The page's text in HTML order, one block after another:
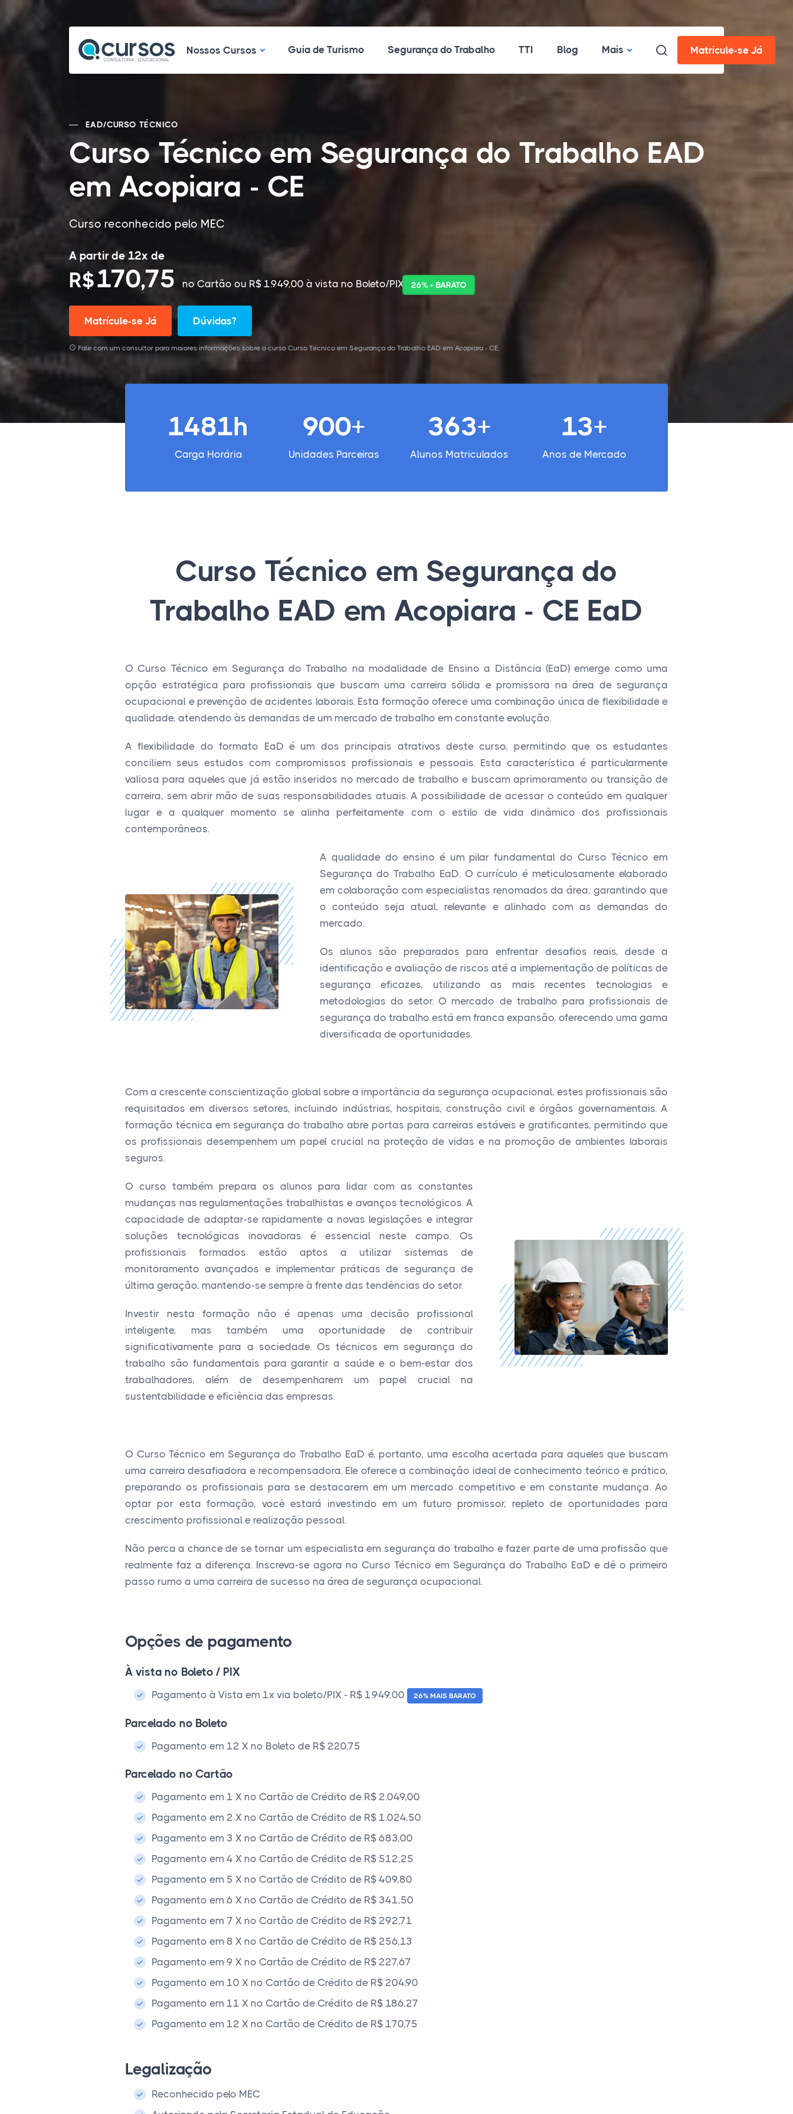
Nossos CursosNossos Cursos
Guia de Turismo Segurança do Trabalho TTI Blog Mais Matricule-se Já
EAD/CURSO TÉCNICO
Curso Técnico em Segurança do Trabalho EAD
em Acopiara - CE
Curso reconhecido pelo MEC
A partir de 12x de
R$170,75 no Cartão ou R$ 1.949,00 à vista no Boleto/PIX 26% + BARATO
Matrícule-se Já Dúvidas?
Fale com um consultor para maiores informações sobre o curso Curso Técnico em Segurança do Trabalho EAD em Acopiara - CE.
1481h
Carga Horária
900+
Unidades Parceiras
363+
Alunos Matriculados
13+
Anos de Mercado
Curso Técnico em Segurança do
Trabalho EAD em Acopiara - CE EaD
O Curso Técnico em Segurança do Trabalho na modalidade de Ensino a Distância (EaD) emerge como uma
opção estratégica para profissionais que buscam uma carreira sólida e promissora na área de segurança
ocupacional e prevenção de acidentes laborais. Esta formação oferece uma combinação única de flexibilidade e
qualidade, atendendo às demandas de um mercado de trabalho em constante evolução.
A flexibilidade do formato EaD é um dos principais atrativos deste curso, permitindo que os estudantes
conciliem seus estudos com compromissos profissionais e pessoais. Esta característica é particularmente
valiosa para aqueles que já estão inseridos no mercado de trabalho e buscam aprimoramento ou transição de
carreira, sem abrir mão de suas responsabilidades atuais. A possibilidade de acessar o conteúdo em qualquer
lugar e a qualquer momento se alinha perfeitamente com o estilo de vida dinâmico dos profissionais
contemporâneos.
A qualidade do ensino é um pilar fundamental do Curso Técnico em
Segurança do Trabalho EaD. O currículo é meticulosamente elaborado
em colaboração com especialistas renomados da área, garantindo que
o conteúdo seja atual, relevante e alinhado com as demandas do
mercado.
Os alunos são preparados para enfrentar desafios reais, desde a
identificação e avaliação de riscos até a implementação de políticas de
segurança eficazes, utilizando as mais recentes tecnologias e
metodologias do setor. O mercado de trabalho para profissionais de
segurança do trabalho está em franca expansão, oferecendo uma gama
diversificada de oportunidades.
Com a crescente conscientização global sobre a importância da segurança ocupacional, estes profissionais são
requisitados em diversos setores, incluindo indústrias, hospitais, construção civil e órgãos governamentais. A
formação técnica em segurança do trabalho abre portas para carreiras estáveis e gratificantes, permitindo que
os profissionais desempenhem um papel crucial na proteção de vidas e na promoção de ambientes laborais
seguros.
O curso também prepara os alunos para lidar com as constantes
mudanças nas regulamentações trabalhistas e avanços tecnológicos. A
capacidade de adaptar-se rapidamente a novas legislações e integrar
soluções tecnológicas inovadoras é essencial neste campo. Os
profissionais formados estão aptos a utilizar sistemas de
monitoramento avançados e implementar práticas de segurança de
última geração, mantendo-se sempre à frente das tendências do setor.
Investir nesta formação não é apenas uma decisão profissional
inteligente, mas também uma oportunidade de contribuir
significativamente para a sociedade. Os técnicos em segurança do
trabalho são fundamentais para garantir a saúde e o bem-estar dos
trabalhadores, além de desempenharem um papel crucial na
sustentabilidade e eficiência das empresas.
O Curso Técnico em Segurança do Trabalho EaD é, portanto, uma escolha acertada para aqueles que buscam
uma carreira desafiadora e recompensadora. Ele oferece a combinação ideal de conhecimento teórico e prático,
preparando os profissionais para se destacarem em um mercado competitivo e em constante mudança. Ao
optar por esta formação, você estará investindo em um futuro promissor, repleto de oportunidades para
crescimento profissional e realização pessoal.
Não perca a chance de se tornar um especialista em segurança do trabalho e fazer parte de uma profissão que
realmente faz a diferença. Inscreva-se agora no Curso Técnico em Segurança do Trabalho EaD e dê o primeiro
passo rumo a uma carreira de sucesso na área de segurança ocupacional.
Opções de pagamento
À vista no Boleto / PIX
Pagamento à Vista em 1x via boleto/PIX - R$ 1.949,00 26% MAIS BARATO
Parcelado no Boleto
Pagamento em 12 X no Boleto de R$ 220,75
Parcelado no Cartão
Pagamento em 1 X no Cartão de Crédito de R$ 2.049,00
Pagamento em 2 X no Cartão de Crédito de R$ 1.024,50
Pagamento em 3 X no Cartão de Crédito de R$ 683,00
Pagamento em 4 X no Cartão de Crédito de R$ 512,25
Pagamento em 5 X no Cartão de Crédito de R$ 409,80
Pagamento em 6 X no Cartão de Crédito de R$ 341,50
Pagamento em 7 X no Cartão de Crédito de R$ 292,71
Pagamento em 8 X no Cartão de Crédito de R$ 256,13
Pagamento em 9 X no Cartão de Crédito de R$ 227,67
Pagamento em 10 X no Cartão de Crédito de R$ 204,90
Pagamento em 11 X no Cartão de Crédito de R$ 186,27
Pagamento em 12 X no Cartão de Crédito de R$ 170,75
Legalização
Reconhecido pelo MEC